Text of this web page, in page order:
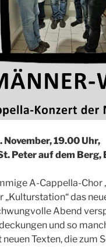
November, 19.00 Uhr,
Peter auf dem
A-Cappella-Chor
„Kulturstation“ das
Abend
und so
Texten, die zum